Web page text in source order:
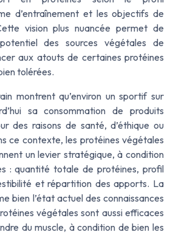
d’entraînement et les objectifs de
vision plus nuancée permet de
des sources végétales de
aux atouts de certaines protéines
tolérées.
montrent qu’environ un sportif sur
sa consommation de produits
des raisons de santé, d’éthique ou
ce contexte, les protéines végétales
un levier stratégique, à condition
: quantité totale de protéines, profil
et répartition des apports. La
bien l’état actuel des connaissances
végétales sont aussi efficaces
du muscle, à condition de bien les